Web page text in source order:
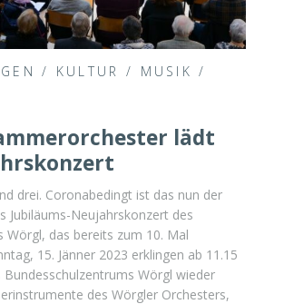
/ KULTUR / MUSIK /
lädt
drei. Coronabedingt ist das nun der
Jubiläums-Neujahrskonzert des
Wörgl, das bereits zum 10. Mal
15. Jänner 2023 erklingen ab 11.15
Bundesschulzentrums Wörgl wieder
des Wörgler Orchesters,